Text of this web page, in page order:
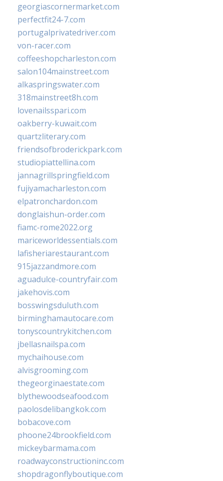
georgiascornermarket.com
perfectfit24-7.com
portugalprivatedriver.com
von-racer.com
coffeeshopcharleston.com
salon104mainstreet.com
alkaspringswater.com
318mainstreet8h.com
lovenailsspari.com
oakberry-kuwait.com
quartzliterary.com
friendsofbroderickpark.com
studiopiattellina.com
jannagrillspringfield.com
fujiyamacharleston.com
elpatronchardon.com
donglaishun-order.com
fiamc-rome2022.org
mariceworldessentials.com
lafisheriarestaurant.com
915jazzandmore.com
aguadulce-countryfair.com
jakehovis.com
bosswingsduluth.com
birminghamautocare.com
tonyscountrykitchen.com
jbellasnailspa.com
mychaihouse.com
alvisgrooming.com
thegeorginaestate.com
blythewoodseafood.com
paolosdelibangkok.com
bobacove.com
phoone24brookfield.com
mickeybarmama.com
roadwayconstructioninc.com
shopdragonflyboutique.com